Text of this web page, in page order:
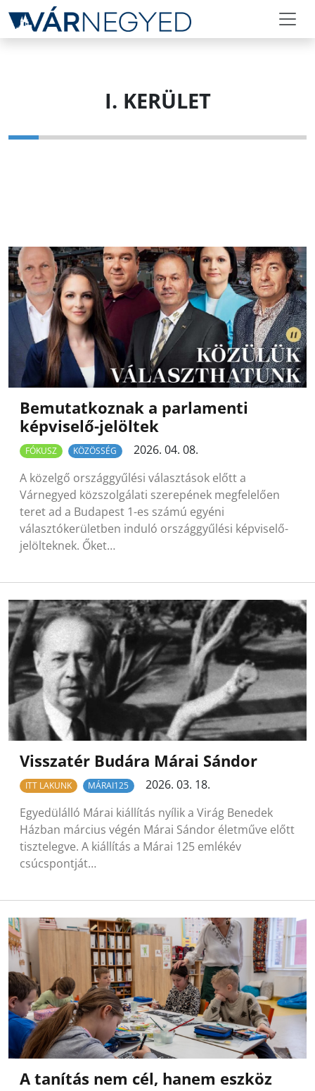
I. KERÜLET
Bemutatkoznak a parlamenti
képviselő-jelöltek
FÓKUSZ KÖZÖSSÉG
2026. 04. 08.
A közelgő országgyűlési választások előtt a
Várnegyed közszolgálati szerepének megfelelően
teret ad a Budapest 1-es számú egyéni
választókerületben induló országgyűlési képviselő-
jelölteknek. Őket…
Visszatér Budára Márai Sándor
ITT LAKUNK MÁRAI125
2026. 03. 18.
Egyedülálló Márai kiállítás nyílik a Virág Benedek
Házban március végén Márai Sándor életműve előtt
tisztelegve. A kiállítás a Márai 125 emlékév
csúcspontját…
A tanítás nem cél, hanem eszköz